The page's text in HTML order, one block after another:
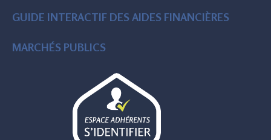
GUIDE INTERACTIF DES AIDES FINANCIÈRES
MARCHÉS PUBLICS